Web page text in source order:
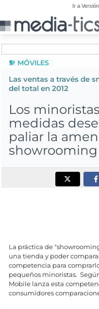
Ir a
MÓVILES
Las ventas a través de
del total en 2012
Los
medidas
paliar la
showrooming
La práctica de
una tienda y poder
competencia para
pequeños minoristas.
Mobile lanza esta
consumidores